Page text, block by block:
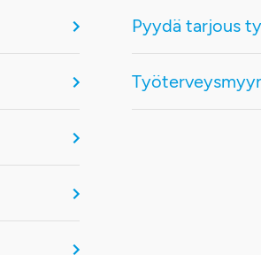
Pyydä tarjous